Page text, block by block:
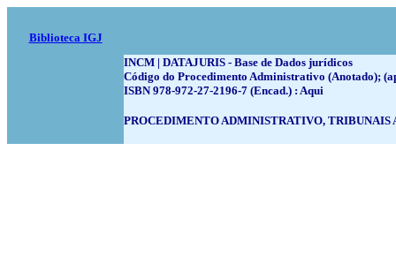
Biblioteca IGJ
INCM | DATAJURIS - Base de Dados jurídicos
Código do Procedimento Administrativo (Anotado);
ISBN 978-972-27-2196-7 (Encad.) : Aqui
PROCEDIMENTO ADMINISTRATIVO, TRIBUNAIS